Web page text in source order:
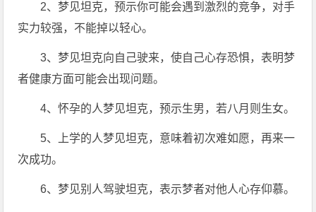
2、梦见坦克，预示你可能会遇到激烈的竞争，对手
实力较强，不能掉以轻心。
3、梦见坦克向自己驶来，使自己心存恐惧，表明梦
者健康方面可能会出现问题。
4、怀孕的人梦见坦克，预示生男，若八月则生女。
5、上学的人梦见坦克，意味着初次难如愿，再来一
次成功。
6、梦见别人驾驶坦克，表示梦者对他人心存仰慕。